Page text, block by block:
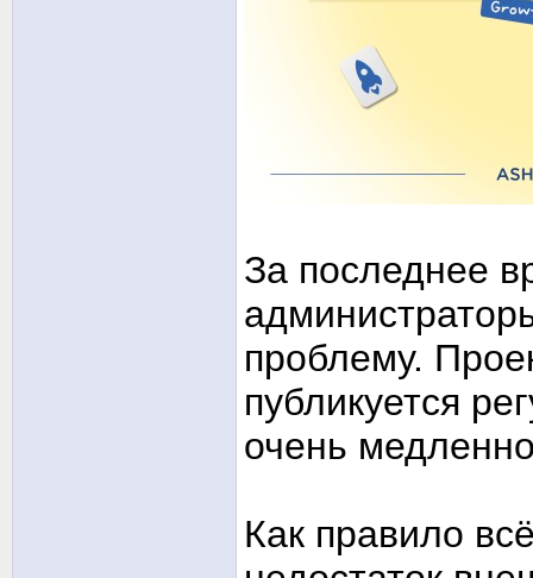
За последнее
проблему.
публикуется
очень
Как правило